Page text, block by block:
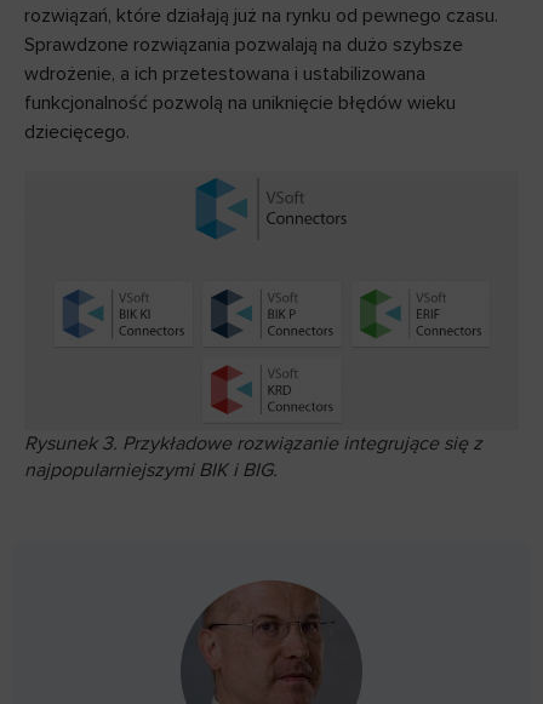
rozwiązań, które działają już na rynku od pewnego czasu.
Sprawdzone rozwiązania pozwalają na dużo szybsze
wdrożenie, a ich przetestowana i ustabilizowana
funkcjonalność pozwolą na uniknięcie błędów wieku
dziecięcego.
Rysunek 3. Przykładowe rozwiązanie integrujące się z
najpopularniejszymi BIK i BIG.